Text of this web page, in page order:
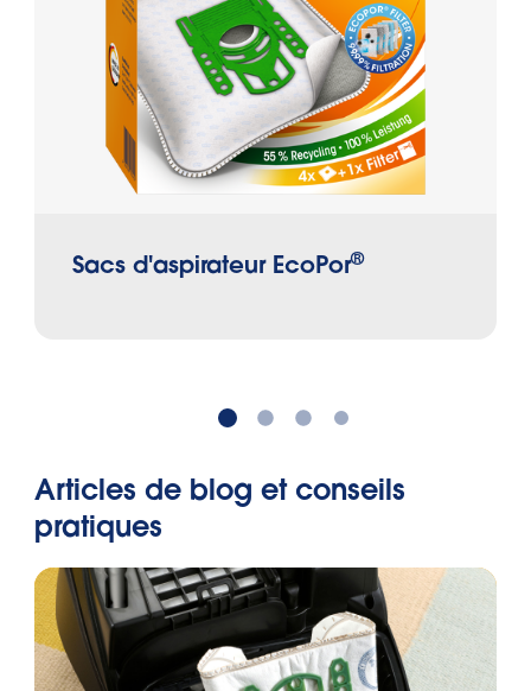
bactéries, des spores de moisissure et
des germes se trouvent dans la saleté
aspirée, qui peuvent se multiplier au fil
du temps dans le sac de l’aspirateur.
Sacs d'aspirateur EcoPor®
Articles de blog et conseils
pratiques